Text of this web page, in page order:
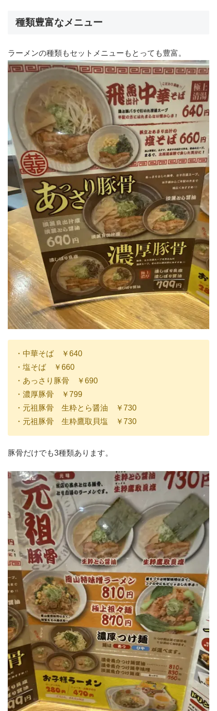
種類豊富なメニュー
ラーメンの種類もセットメニューもとっても豊富。
・中華そば ￥640
・塩そば ￥660
・あっさり豚骨 ￥690
・濃厚豚骨 ￥799
・元祖豚骨 生粋とら醤油 ￥730
・元祖豚骨 生粋鷹取貝塩 ￥730
豚骨だけでも3種類あります。